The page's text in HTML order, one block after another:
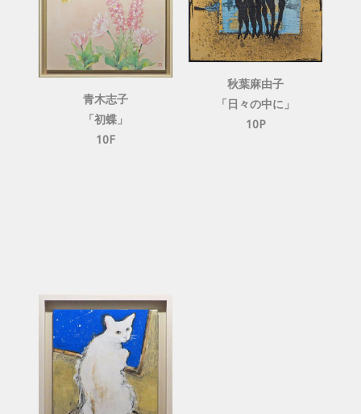
青木志子
「初蝶」
10F
秋葉麻由子
「日々の中に」
10P